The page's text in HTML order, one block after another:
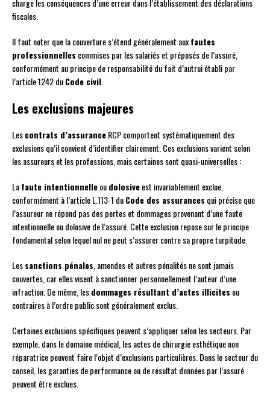
charge les conséquences d’une erreur dans l’établissement des déclarations
fiscales.
Il faut noter que la couverture s’étend généralement auxfautes
professionnelles commises par les salariés et préposés de l’assuré,
conformément au principe de responsabilité du fait d’autrui établi par
l’article 1242 duCode civil.
Les exclusions majeures
Lescontrats d’assuranceRCP comportent systématiquement des
exclusions qu’il convient d’identifier clairement. Ces exclusions varient selon
les assureurs et les professions, mais certaines sont quasi-universelles :
Lafaute intentionnelleoudolosiveest invariablement exclue,
conformément à l’article L.113-1 duCode des assurances qui précise que
l’assureur ne répond pas des pertes et dommages provenant d’une faute
intentionnelle ou dolosive de l’assuré. Cette exclusion repose sur le principe
fondamental selon lequel nul ne peut s’assurer contre sa propre turpitude.
Lessanctions pénales, amendes et autres pénalités ne sont jamais
couvertes, car elles visent à sanctionner personnellement l’auteur d’une
infraction. De même, lesdommages résultant d’actes illicites ou
contraires à l’ordre public sont généralement exclus.
Certaines exclusions spécifiques peuvent s’appliquer selon les secteurs. Par
exemple, dans le domaine médical, les actes de chirurgie esthétique non
réparatrice peuvent faire l’objet d’exclusions particulières. Dans le secteur du
conseil, les garanties de performance ou de résultat données par l’assuré
peuvent être exclues.